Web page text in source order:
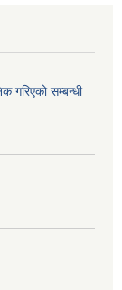
गरिएको सम्बन्धी